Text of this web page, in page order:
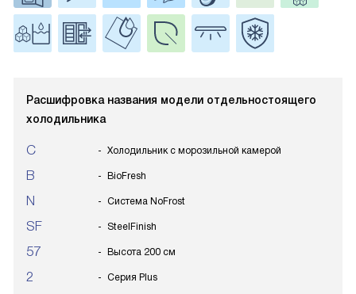
Расшифровка названия модели отдельностоящего
холодильника
C Холодильник с морозильной камерой
B BioFresh
N Система NoFrost
SF SteelFinish
57 Высота 200 см
2 Серия Plus